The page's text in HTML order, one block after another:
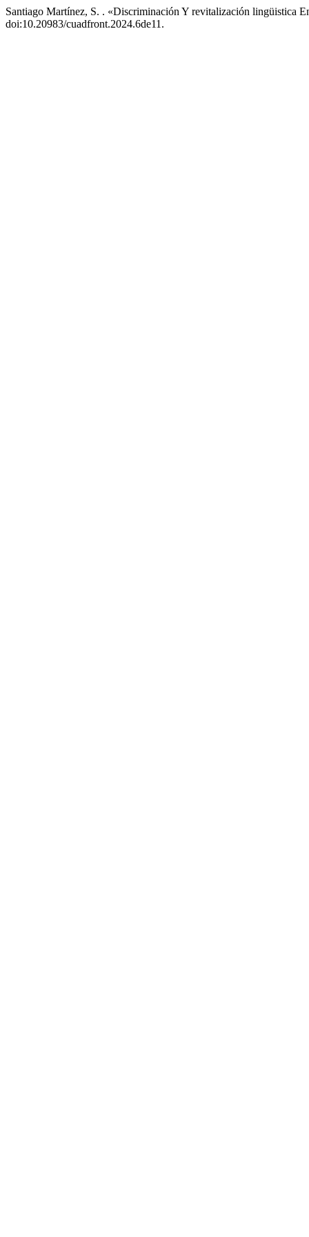
Santiago Martínez, S. . «Discriminación Y revitalización lingüistica
doi:10.20983/cuadfront.2024.6de11.